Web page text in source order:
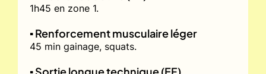
1h45 en zone 1.
▪️ Renforcement musculaire léger
45 min gainage, squats.
▪️ Sortie longue technique (EF)